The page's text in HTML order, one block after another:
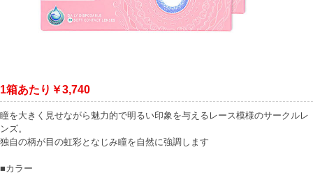
1箱あたり￥3,740
瞳を大きく見せながら魅力的で明るい印象を与えるレース模様のサークルレ
ンズ。
独自の柄が目の虹彩となじみ瞳を自然に強調します
■カラー